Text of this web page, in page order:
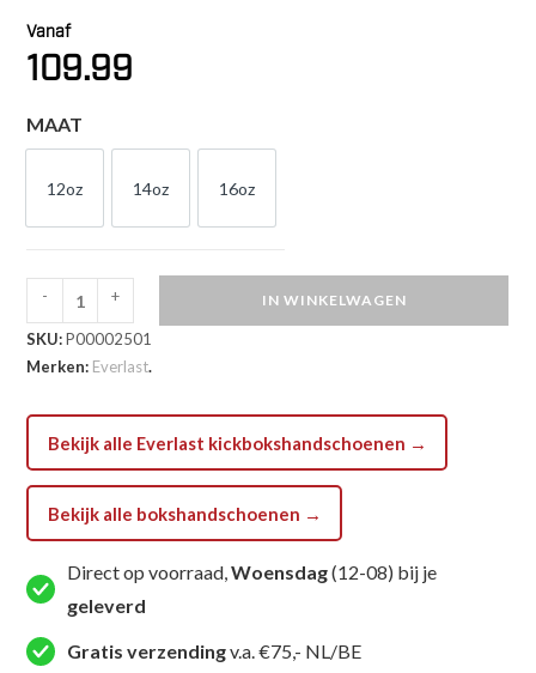
Vanaf
109.99
MAAT
12oz
12oz
14oz
14oz
16oz
16oz
Everlast
Bokshandschoen
-
Classic
Training
-
Bruin
- + IN WINKELWAGEN
SKU:P00002501
Merken: Everlast.
Bekijk alle Everlast kickbokshandschoenen →
Bekijk alle bokshandschoenen →
Direct op voorraad,Woensdag(12-08) bij je
geleverd
Gratis verzendingv.a. €75,- NL/BE